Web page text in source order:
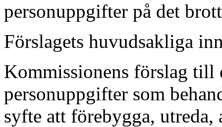
personuppgifter på det
Förslagets huvudsakliga
Kommissionens förslag
personuppgifter som
syfte att förebygga,